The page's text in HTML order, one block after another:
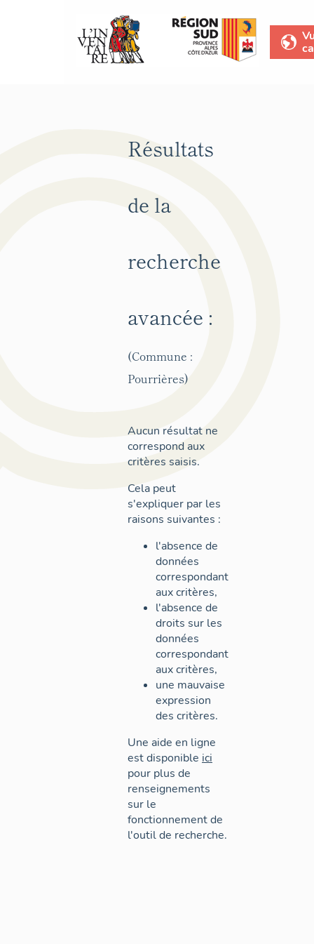
Résultats
de la
recherche
avancée :
(Commune :
Pourrières)
Aucun résultat ne
correspond aux
critères saisis.
Cela peut
s'expliquer par les
raisons suivantes :
l'absence de
données
correspondant
aux critères,
l'absence de
droits sur les
données
correspondant
aux critères,
une mauvaise
expression
des critères.
Une aide en ligne
est disponible ici
pour plus de
renseignements
sur le
fonctionnement de
l'outil de recherche.